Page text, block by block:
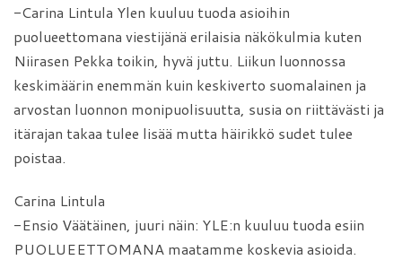
-Carina Lintula Ylen kuuluu tuoda asioihin
puolueettomana viestijänä erilaisia näkökulmia kuten
Niirasen Pekka toikin, hyvä juttu. Liikun luonnossa
keskimäärin enemmän kuin keskiverto suomalainen ja
arvostan luonnon monipuolisuutta, susia on riittävästi ja
itärajan takaa tulee lisää mutta häirikkö sudet tulee
poistaa.
Carina Lintula
-Ensio Väätäinen, juuri näin: YLE:n kuuluu tuoda esiin
PUOLUEETTOMANA maatamme koskevia asioida.